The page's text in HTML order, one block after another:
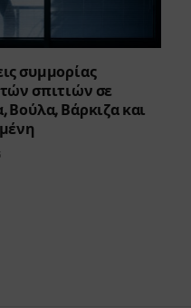
συμμορίας
σπιτιών σε
Βούλα, Βάρκιζα και